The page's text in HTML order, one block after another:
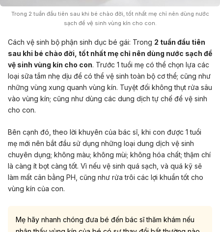
Trong 2 tuần đầu tiên sau khi bé chào đời, tốt nhất mẹ chỉ nên dùng nước
sạch để vệ sinh vùng kín cho con.
Cách vệ sinh bộ phận sinh dục bé gái: Trong 2 tuần đầu tiên
sau khi bé chào đời, tốt nhất mẹ chỉ nên dùng nước sạch để
vệ sinh vùng kín cho con. Trước 1 tuổi mẹ có thể chọn lựa các
loại sữa tắm nhẹ dịu để có thể vệ sinh toàn bộ cơ thể; cũng như
những vùng xung quanh vùng kín. Tuyệt đối không thụt rửa sâu
vào vùng kín; cũng như dùng các dung dịch tự chế để vệ sinh
cho con.
Bên cạnh đó, theo lời khuyên của bác sĩ, khi con được 1 tuổi
mẹ mới nên bắt đầu sử dụng những loại dung dịch vệ sinh
chuyên dụng; không màu; không mùi; không hóa chất; thậm chí
là càng ít bọt càng tốt. Vì nếu vệ sinh quá sạch, và quá kỹ sẽ
làm mất cân bằng PH, cũng như rửa trôi các lợi khuẩn tốt cho
vùng kín của con.
Mẹ hãy nhanh chóng đưa bé đến bác sĩ thăm khám nếu